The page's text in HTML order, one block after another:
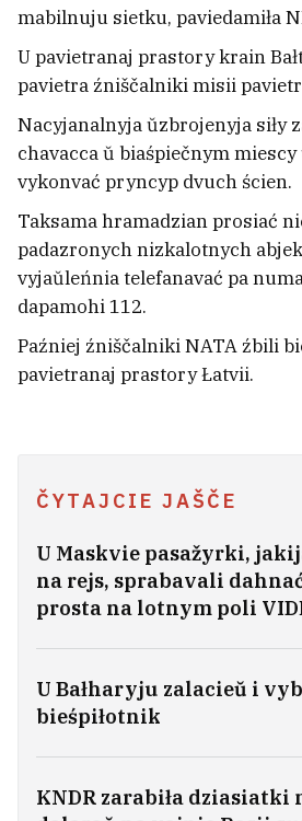
mabilnuju sietku, paviedamiła
U pavietranaj prastory krain
pavietra źniščalniki misii
Nacyjanalnyja ŭzbrojenyja siły
chavacca ŭ biaśpiečnym
vykonvać pryncyp dvuch ścien.
Taksama hramadzian prosiać
padazronych nizkalotnych
vyjaŭleńnia telefanavać pa
dapamohi 112.
Paźniej źniščalniki NATA źbili
pavietranaj prastory Łatvii.
ČYTAJCIE JAŠČE
U Maskvie pasažyrki,
na rejs, sprabavali
prosta na lotnym poli
U Bałharyju zalacieŭ i
bieśpiłotnik
KNDR zarabiła
Zahinuła 18‑hadovaja
Sadoŭskaja, dačka
aktyvistki Alesi
Rasijskim udaram pad
babulu, dzieda i